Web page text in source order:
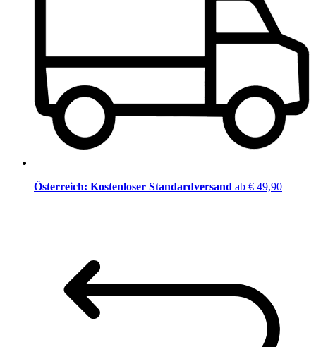
Österreich: Kostenloser Standardversand ab € 49,90